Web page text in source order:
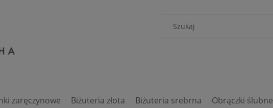
zaręczynowe Biżuteria złota Biżuteria srebrna Obrączki ślubne